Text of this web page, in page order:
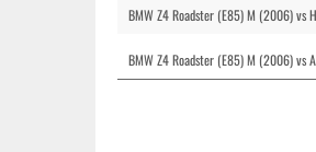
BMW Z4 Roadster (E85) M (2006) vs
BMW Z4 Roadster (E85) M (2006) vs